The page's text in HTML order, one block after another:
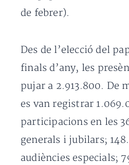
de febrer).
Des de l’elecció del
finals d’any, les
pujar a 2.913.800. De
es van registrar
participacions en les
generals i jubilars;
audiències especials;